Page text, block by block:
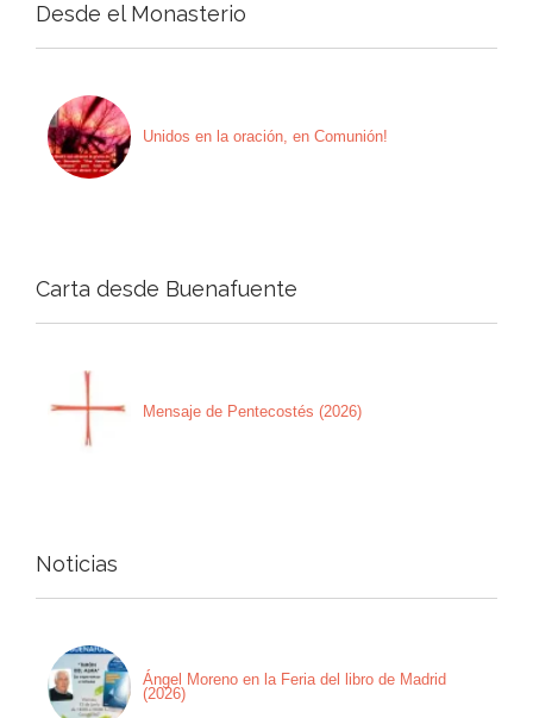
Desde el Monasterio
Unidos en la oración, en Comunión!
Carta desde Buenafuente
Mensaje de Pentecostés (2026)
Noticias
Ángel Moreno en la Feria del libro de Madrid
(2026)